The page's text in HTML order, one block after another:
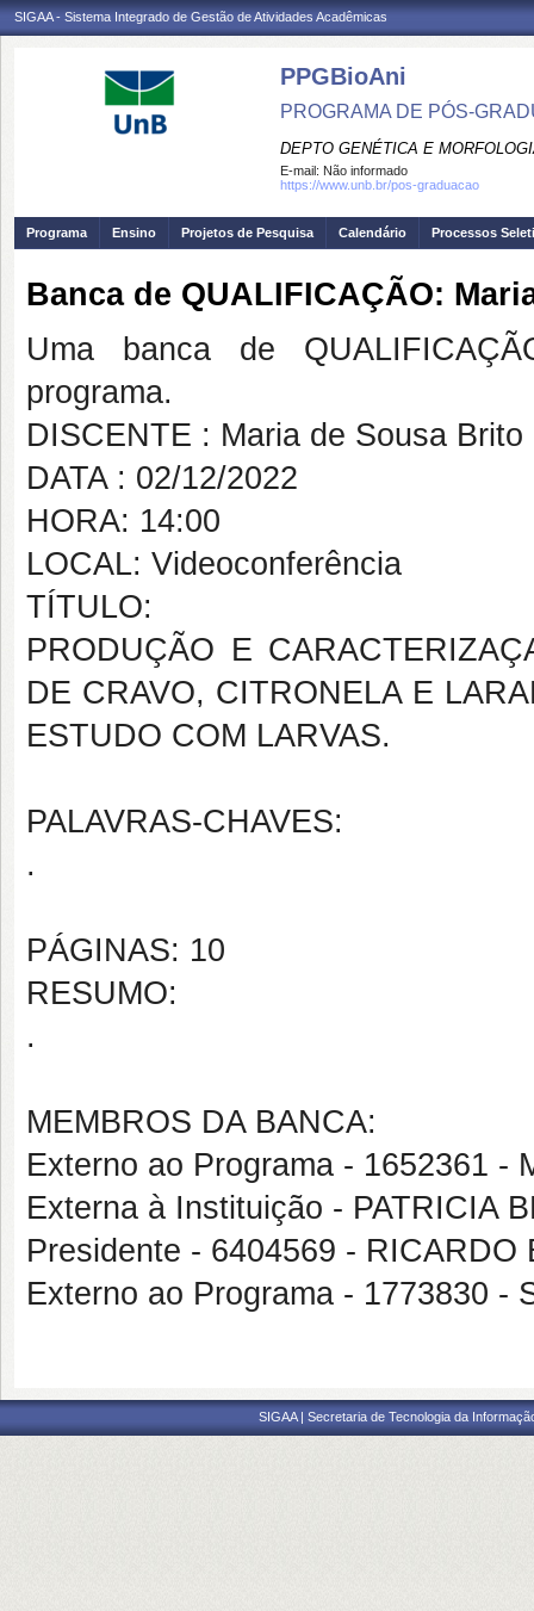
SIGAA - Sistema Integrado de Gestão de Atividades Acadêmicas
PPGBioAni
PROGRAMA DE PÓS-
DEPTO GENÉTICA E
E-mail: Não informado
https://www.unb.br/pos-graduacao
Programa Ensino Projetos de Pesquisa Calendário Processos
Banca de QUALIFICAÇÃO:
Uma banca de
programa.
DISCENTE : Maria de Sousa Brito
DATA : 02/12/2022
HORA: 14:00
LOCAL: Videoconferência
TÍTULO:
PRODUÇÃO E
DE CRAVO, CITRONELA E
ESTUDO COM LARVAS.
PALAVRAS-CHAVES:
.
PÁGINAS: 10
RESUMO:
.
MEMBROS DA BANCA:
Externo ao Programa - 1652361 -
Externa à Instituição - PATRICIA
Presidente - 6404569 - RICARDO
Externo ao Programa - 1773830 -
SIGAA | Secretaria de Tecnologia da